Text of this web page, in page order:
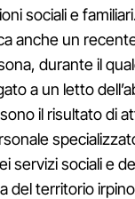
sociali e
anche un
durante il
a un letto
il risultato di
servizi sociali e
del territorio